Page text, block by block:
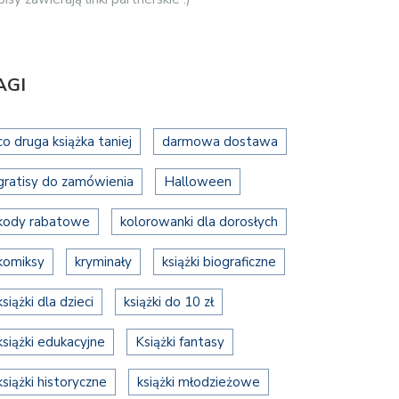
druga książka taniej darmowa dostawa
do zamówienia Halloween
rabatowe kolorowanki dla dorosłych
kryminały książki biograficzne
dla dzieci książki do 10 zł
edukacyjne Książki fantasy
historyczne książki młodzieżowe